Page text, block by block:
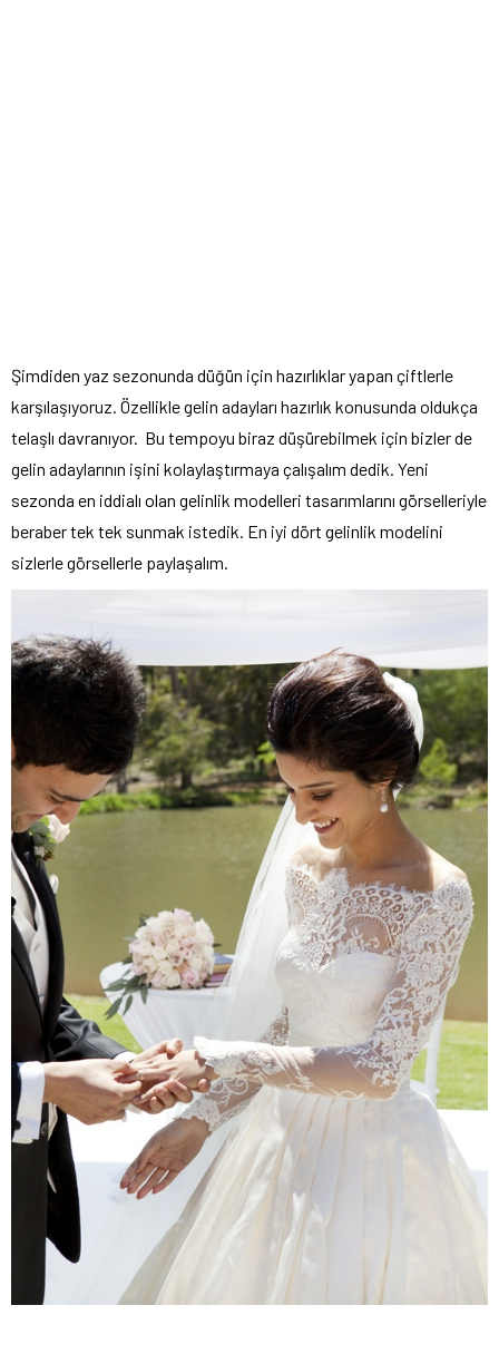
Şimdiden yaz sezonunda düğün için hazırlıklar yapan çiftlerle
karşılaşıyoruz. Özellikle gelin adayları hazırlık konusunda oldukça
telaşlı davranıyor. Bu tempoyu biraz düşürebilmek için bizler de
gelin adaylarının işini kolaylaştırmaya çalışalım dedik. Yeni
sezonda en iddialı olan gelinlik modelleri tasarımlarını görselleriyle
beraber tek tek sunmak istedik. En iyi dört gelinlik modelini
sizlerle görsellerle paylaşalım.